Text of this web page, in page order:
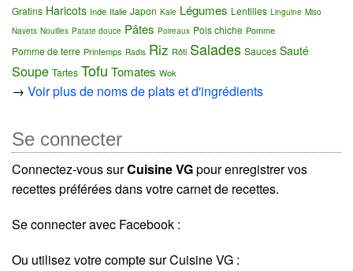
Gratins Haricots Inde Italie Japon Kale Légumes Lentilles Linguine Miso
Navets Nouilles Patate douce Pâtes Poireaux Pois chiche Pomme
Pomme de terre Printemps Radis Riz Rôti Salades Sauces Sauté
Soupe Tartes Tofu Tomates Wok
→ Voir plus de noms de plats et d'ingrédients
Se connecter
Connectez-vous surCuisine VGpour enregistrer vos
recettes préférées dans votre carnet de recettes.
Se connecter avec Facebook :
Ou utilisez votre compte sur Cuisine VG :